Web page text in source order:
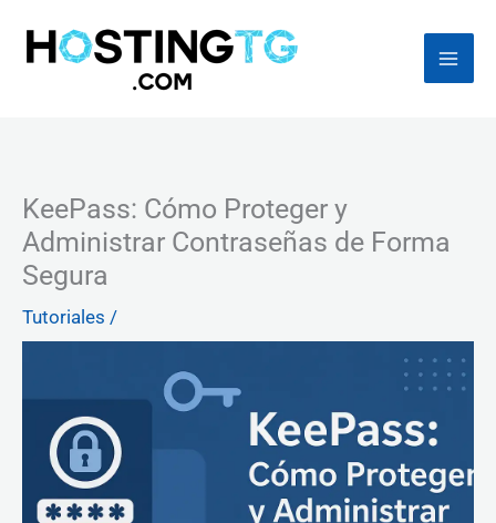
KeePass: Cómo Proteger y
Administrar Contraseñas de Forma
Segura
Tutoriales /